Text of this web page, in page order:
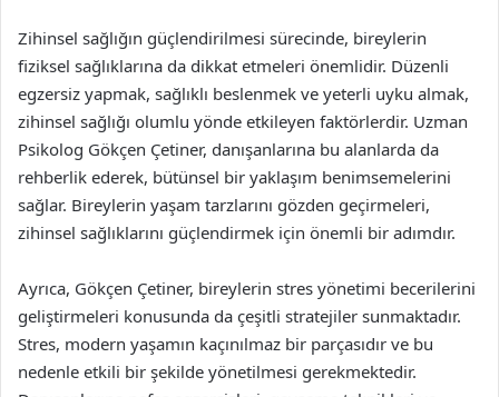
Zihinsel sağlığın güçlendirilmesi sürecinde, bireylerin
fiziksel sağlıklarına da dikkat etmeleri önemlidir. Düzenli
egzersiz yapmak, sağlıklı beslenmek ve yeterli uyku almak,
zihinsel sağlığı olumlu yönde etkileyen faktörlerdir. Uzman
Psikolog Gökçen Çetiner, danışanlarına bu alanlarda da
rehberlik ederek, bütünsel bir yaklaşım benimsemelerini
sağlar. Bireylerin yaşam tarzlarını gözden geçirmeleri,
zihinsel sağlıklarını güçlendirmek için önemli bir adımdır.
Ayrıca, Gökçen Çetiner, bireylerin stres yönetimi becerilerini
geliştirmeleri konusunda da çeşitli stratejiler sunmaktadır.
Stres, modern yaşamın kaçınılmaz bir parçasıdır ve bu
nedenle etkili bir şekilde yönetilmesi gerekmektedir.